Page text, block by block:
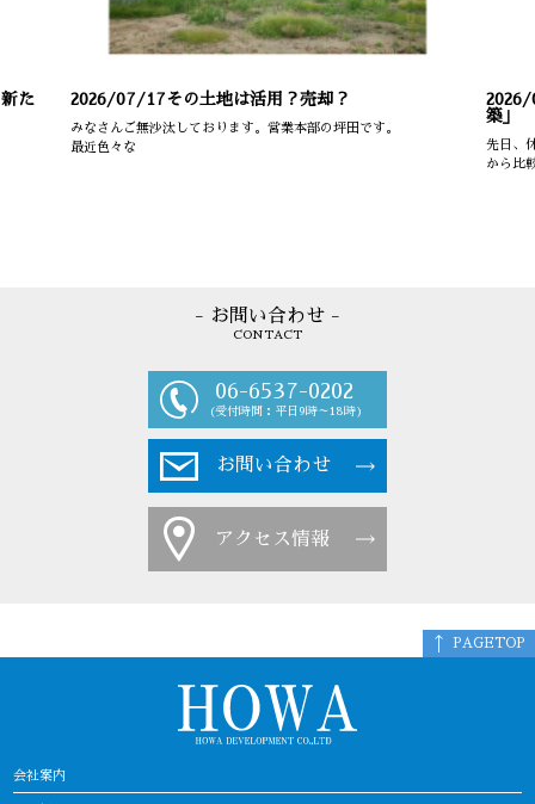
た 2026/07/17その土地は活用？売却？
みなさんご無沙汰しております。営業本部の坪田です。
最近色々な
築」
先日、
から比
- お問い合わせ -
CONTACT
06-6537-0202
(受付時間：平日9時～18時)
お問い合わせ
アクセス情報
会社案内
PAGETOP